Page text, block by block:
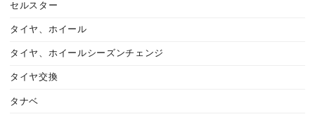
セルスター
タイヤ、ホイール
タイヤ、ホイールシーズンチェンジ
タイヤ交換
タナベ